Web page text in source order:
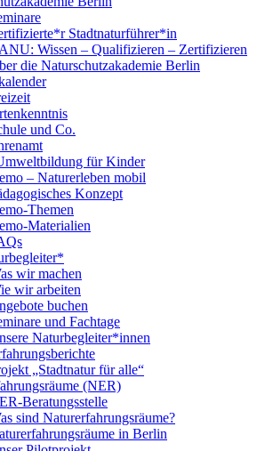
Stadtnaturführer*in
Wissen – Qualifizieren – Zertifizieren
die Naturschutzakademie Berlin
und Co.
für Kinder
– Naturerleben mobil
Konzept
Themen
Materialien
wir machen
wir arbeiten
buchen
und Fachtage
Naturbegleiter*innen
„Stadtnatur für alle“
(NER)
Beratungsstelle
sind Naturerfahrungsräume?
in Berlin